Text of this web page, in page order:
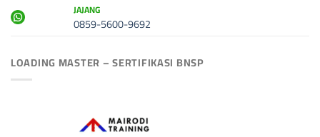
JAJANG
0859-5600-9692
LOADING MASTER – SERTIFIKASI BNSP